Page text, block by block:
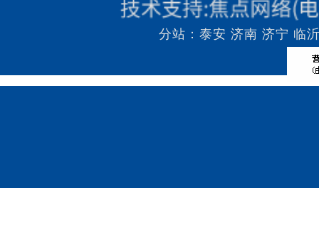
分站： 泰安 济南 济宁 临